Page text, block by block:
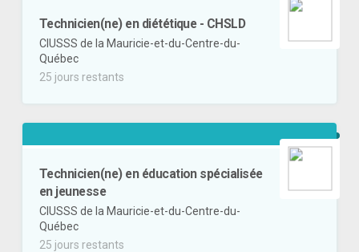
Technicien(ne) en diététique - CHSLD
CIUSSS de la Mauricie-et-du-Centre-du-
Québec
25 jours restants
Technicien(ne) en éducation spécialisée
en jeunesse
CIUSSS de la Mauricie-et-du-Centre-du-
Québec
25 jours restants